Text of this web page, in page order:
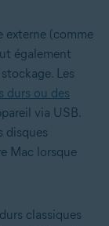
externe (comme
également
Les
durs ou des
via USB.
disques
Mac lorsque
classiques